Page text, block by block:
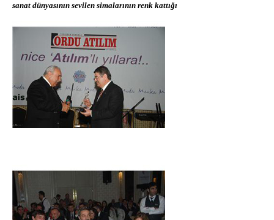
sanat dünyasının sevilen simalarının renk kattığı